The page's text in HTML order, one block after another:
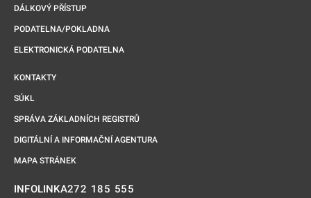
DÁLKOVÝ PŘÍSTUP
PODATELNA/POKLADNA
ELEKTRONICKÁ PODATELNA
KONTAKTY
SÚKL
SPRÁVA ZÁKLADNÍCH REGISTRŮ
DIGITÁLNÍ A INFORMAČNÍ AGENTURA
MAPA STRÁNEK
INFOLINKA272 185 555